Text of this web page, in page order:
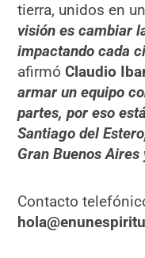
tierra, unidos en
visión es cambiar
impactando cada
afirmóClaudio
armar un equipo
partes, por eso
Santiago del
Gran Buenos Aires
Contacto